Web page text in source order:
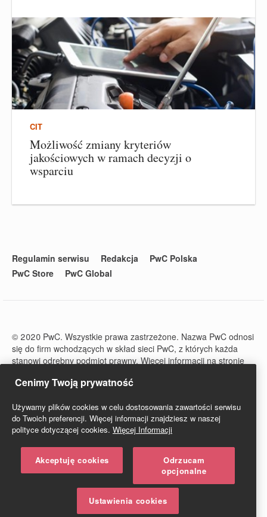
CIT
Możliwość zmiany kryteriów
jakościowych w ramach decyzji o
wsparciu
Regulamin serwisu Redakcja
PwC Polska
PwC Store
PwC Global
© 2020 PwC. Wszystkie prawa zastrzeżone. Nazwa PwC odnosi
się do firm wchodzących w skład sieci PwC, z których każda
stanowi odrębny podmiot prawny. Więcej informacji na stronie
PwC Studio - Prawo i Podatki jest zarejestrowanym tytułem
Cenimy Twoją prywatność
Używamy plików cookies w celu dostosowania zawartości serwisu
do Twoich preferencji. Więcej informacji znajdziesz w naszej
polityce dotyczącej cookies. Więcej Informacji
Akceptuję cookies
Odrzucam
opcjonalne
Ustawienia cookies